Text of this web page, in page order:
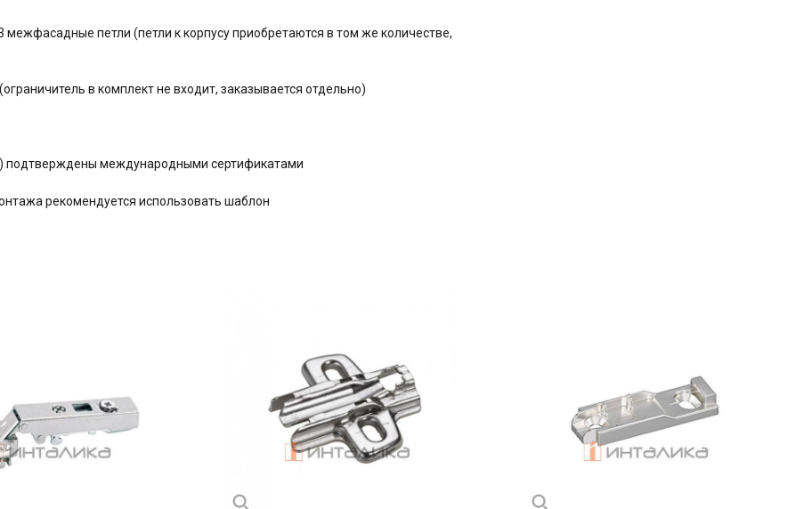
петли (петли к корпусу приобретаются в том же количестве,
в комплект не входит, заказывается отдельно)
подтверждены международными сертификатами
рекомендуется использовать шаблон